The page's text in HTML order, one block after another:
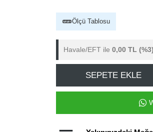
Ölçü Tablosu
Havale/EFT ile 0,00 TL (%3)
SEPETE EKLE